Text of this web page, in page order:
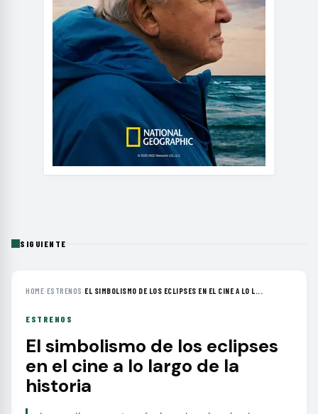
SIGUIENTE
HOME›ESTRENOS ›EL SIMBOLISMO DE LOS ECLIPSES EN EL CINE A LO L...
ESTRENOS
El simbolismo de los eclipses
en el cine a lo largo de la
historia